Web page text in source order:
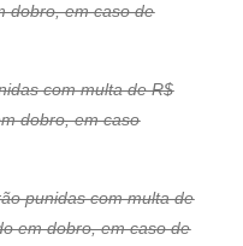
dobro, em caso de
com multa de R$
dobro, em caso
punidas com multa de
em dobro, em caso de